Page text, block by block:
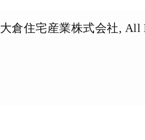
大倉住宅産業株式会社, All